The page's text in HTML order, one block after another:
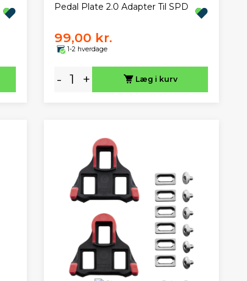
Pedal Plate 2.0 Adapter Til SPD
99,00 kr.
1-2 hverdage
- + Læg i kurv